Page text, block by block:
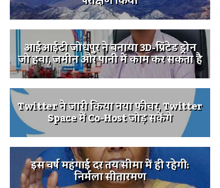
आईआईटी जोधपुर ने बनाया 3D-प्रिंटेड ड्रोन
जो हवा, जमीन और पानी में काम कर सकता है
Twitter ने जारी किया नया फीचर, Twitter
Space में Co-Host जोड़ सकेंगे
इस वर्ष महंगाई दर तय सीमा में ही रहेगी:
निर्मला सीतारमण